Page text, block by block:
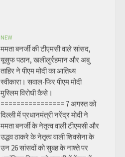
NEW
ममता बनर्जी की टीएमसी वाले सांसद,
यूसुफ पठान, खलीलुर्रहमान और अबु
ताहिर ने पीएम मोदी का आतिथ्य
स्वीकारा। सवाल-फिर पीएम मोदी
मुस्लिम विरोधी कैसे।
================ 7 अगस्त को
दिल्ली में प्रधानमंत्री नरेंद्र मोदी ने
ममता बनर्जी के नेतृत्व वाली टीएमसी और
उद्धव ठाकरे के नेतृत्व वाली शिवसेना के
उन 26 सांसदों को सुबह के नाश्ते पर